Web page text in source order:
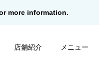
more information.
店舗紹介 メニュー